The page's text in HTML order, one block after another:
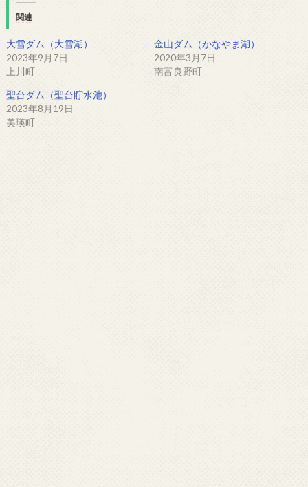
関連
大雪ダム（大雪湖）
2023年9月7日
上川町
金山ダム（かなやま湖）
2020年3月7日
南富良野町
聖台ダム（聖台貯水池）
2023年8月19日
美瑛町